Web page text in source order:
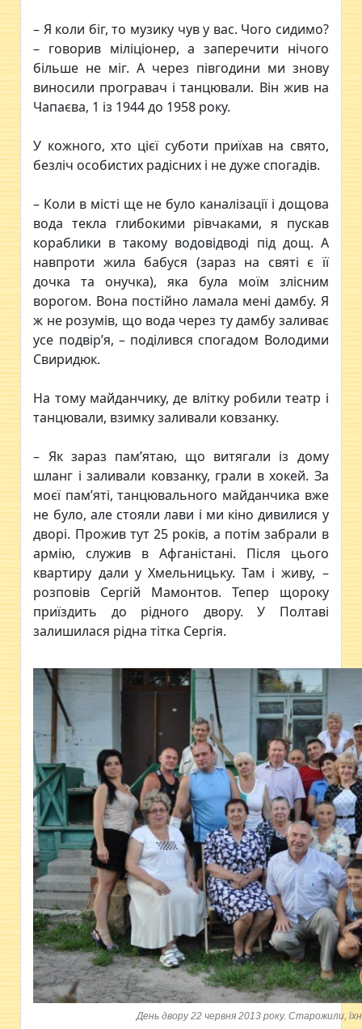
– Я коли біг, то музику чув у вас. Чого сидимо?
– говорив міліціонер, а заперечити нічого
більше не міг. А через півгодини ми знову
виносили програвач і танцювали. Він жив на
Чапаєва, 1 із 1944 до 1958 року.
У кожного, хто цієї суботи приїхав на свято,
безліч особистих радісних і не дуже спогадів.
– Коли в місті ще не було каналізації і дощова
вода текла глибокими рівчаками, я пускав
кораблики в такому водовідводі під дощ. А
навпроти жила бабуся (зараз на святі є її
дочка та онучка), яка була моїм злісним
ворогом. Вона постійно ламала мені дамбу. Я
ж не розумів, що вода через ту дамбу заливає
усе подвір’я, – поділився спогадом Володими
Свиридюк.
На тому майданчику, де влітку робили театр і
танцювали, взимку заливали ковзанку.
– Як зараз пам’ятаю, що витягали із дому
шланг і заливали ковзанку, грали в хокей. За
моєї пам’яті, танцювального майданчика вже
не було, але стояли лави і ми кіно дивилися у
дворі. Прожив тут 25 років, а потім забрали в
армію, служив в Афганістані. Після цього
квартиру дали у Хмельницьку. Там і живу, –
розповів Сергій Мамонтов. Тепер щороку
приїздить до рідного двору. У Полтаві
залишилася рідна тітка Сергія.
День двору 22 червня 2013 року. Старожили,